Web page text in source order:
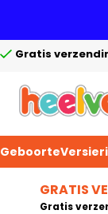
Gratis
Geboorte
GRATIS
Gratis